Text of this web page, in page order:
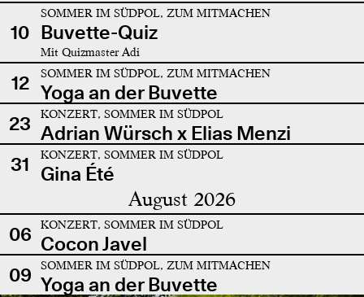
10
SOMMER IM SÜDPOL, ZUM MITMACHEN
Buvette-Quiz
Mit Quizmaster Adi
12 SOMMER IM SÜDPOL, ZUM MITMACHEN
Yoga an der Buvette
23
KONZERT, SOMMER IM SÜDPOL
Adrian Würsch x Elias Menzi
31
KONZERT, SOMMER IM SÜDPOL
Gina Été
August 2026
06 KONZERT, SOMMER IM SÜDPOL
Cocon Javel
09
SOMMER IM SÜDPOL, ZUM MITMACHEN
Yoga an der Buvette